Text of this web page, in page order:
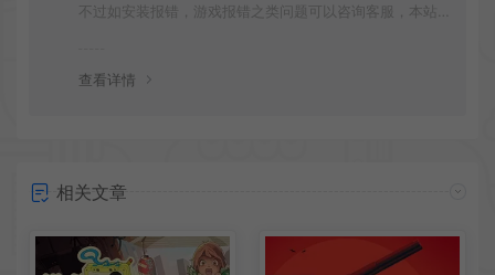
不过如安装报错，游戏报错之类问题可以咨询客服，本站
查看详情
相关文章